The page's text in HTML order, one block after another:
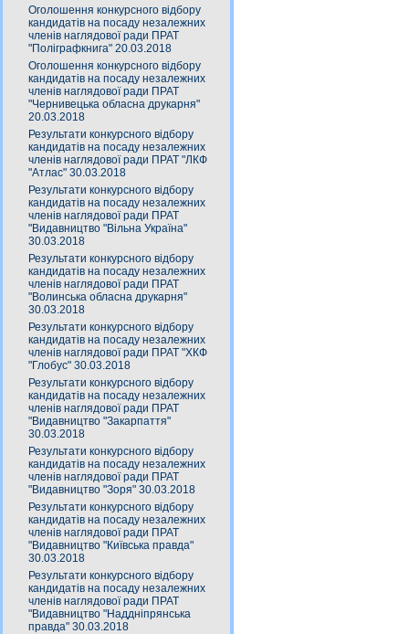
Оголошення конкурсного відбору
кандидатів на посаду незалежних
членів наглядової ради ПРАТ
"Поліграфкнига" 20.03.2018
Оголошення конкурсного відбору
кандидатів на посаду незалежних
членів наглядової ради ПРАТ
"Чернивецька обласна друкарня"
20.03.2018
Результати конкурсного відбору
кандидатів на посаду незалежних
членів наглядової ради ПРАТ "ЛКФ
"Атлас" 30.03.2018
Результати конкурсного відбору
кандидатів на посаду незалежних
членів наглядової ради ПРАТ
"Видавництво "Вільна Україна"
30.03.2018
Результати конкурсного відбору
кандидатів на посаду незалежних
членів наглядової ради ПРАТ
"Волинська обласна друкарня"
30.03.2018
Результати конкурсного відбору
кандидатів на посаду незалежних
членів наглядової ради ПРАТ "ХКФ
"Глобус" 30.03.2018
Результати конкурсного відбору
кандидатів на посаду незалежних
членів наглядової ради ПРАТ
"Видавництво "Закарпаття"
30.03.2018
Результати конкурсного відбору
кандидатів на посаду незалежних
членів наглядової ради ПРАТ
"Видавництво "Зоря" 30.03.2018
Результати конкурсного відбору
кандидатів на посаду незалежних
членів наглядової ради ПРАТ
"Видавництво "Київська правда"
30.03.2018
Результати конкурсного відбору
кандидатів на посаду незалежних
членів наглядової ради ПРАТ
"Видавництво "Наддніпрянська
правда" 30.03.2018